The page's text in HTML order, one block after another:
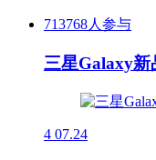
713768人参与
三星Galaxy
4 07.24